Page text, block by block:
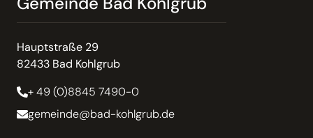
Hauptstraße 29
82433 Bad Kohlgrub
+ 49 (0)8845 7490-0
gemeinde@bad-kohlgrub.de